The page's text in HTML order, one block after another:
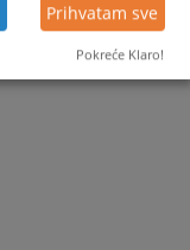
Prihvatam sve
Pokreće Klaro!